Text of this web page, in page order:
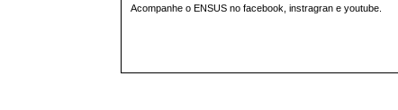
Acompanhe o ENSUS no facebook, instragran e youtube.